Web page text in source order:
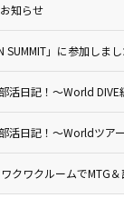
知らせ
SUMMIT」に参加しまし
活日記！〜World DIVE
活日記！〜Worldツア
クワクルームでMTG＆